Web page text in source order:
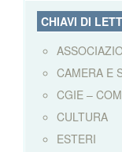
CHIAVI DI
CAMERA E
CGIE –
CULTURA
ESTERI